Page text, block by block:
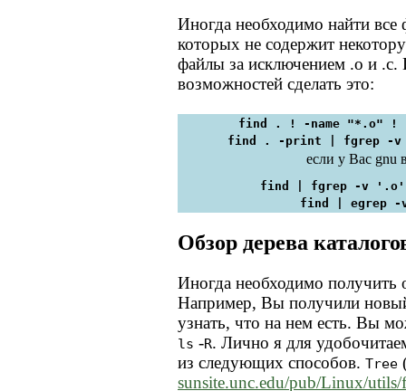
Иногда необходимо найти все
которых не содержит
файлы за исключением .o и .c.
возможностей сделать это:
find . ! -name "*.o" !
find . -print | fgrep -
если у Вас gnu
find | fgrep -v
find | egrep
Обзор дерева
Иногда необходимо получить
Например, Вы получили
узнать, что на нем есть. Вы
ls -R. Лично я для
из следующих способов. Tree
sunsite.unc.edu/pub/Linux/utils/